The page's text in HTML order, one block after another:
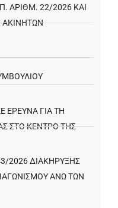
ΑΡΙΘΜ. 22/2026 ΚΑΙ
ΑΚΙΝΉΤΩΝ
ΈΡΕΥΝΑ ΓΙΑ ΤΗ
ΣΤΟ ΚΈΝΤΡΟ ΤΗΣ
2026 ΔΙΑΚΗΡΥΞΗΣ
ΑΝΩ ΤΩΝ